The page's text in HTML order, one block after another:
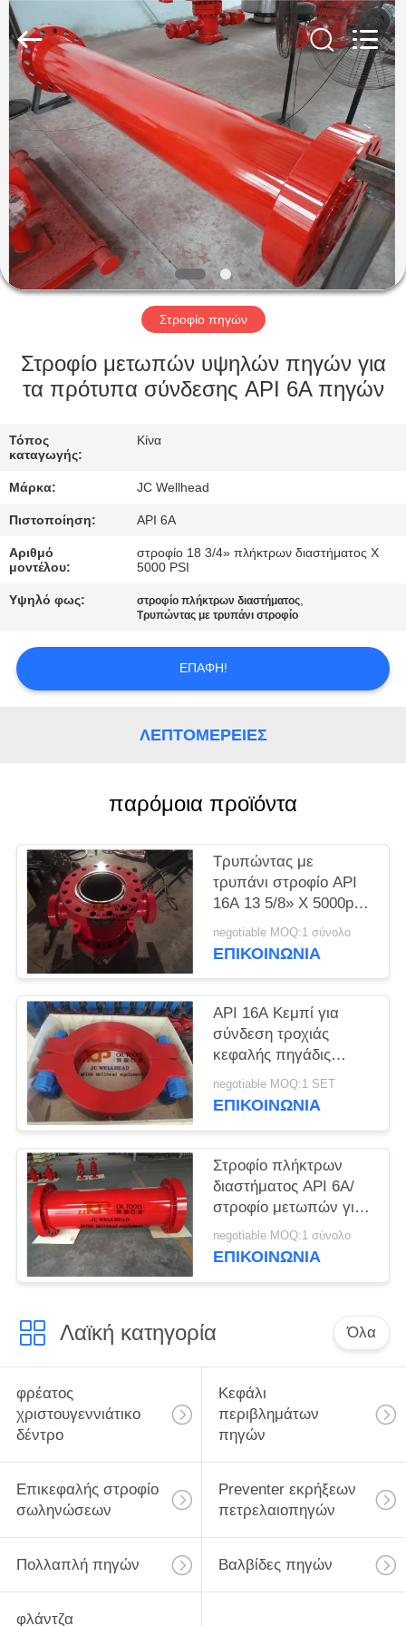
ΣΠΊΤΙ
ΠΡΟΪΌΝΤΑ
ΠΕΡΊΠΟΥ
ΕΜΕΊΣ
ΓΎΡΟΣ
ΕΡΓΟΣΤΑΣΊΩΝ
ΠΟΙΟΤΙΚΌΣ
ΜΑΣ
ΕΛΆΤΕ
ΣΕ
ΕΠΑΦΉ
ΜΕ
ΕΙΔΉΣΕΙΣ
PRIVACY
POLICY
ZZTOP
OIL
TOOLS
CO.，
LTD.
Rights
Reserved.
Στροφίο πηγών
Στροφίο μετωπών υψηλών πηγών για
τα πρότυπα σύνδεσης API 6A πηγών
Τόπος
καταγωγής:
Κίνα
Μάρκα: JC Wellhead
Πιστοποίηση: API 6A
Αριθμό
μοντέλου:
στροφίο 18 3/4» πλήκτρων διαστήματος Χ
5000 PSI
Υψηλό φως: στροφίο πλήκτρων διαστήματος,
Τρυπώντας με τρυπάνι στροφίο
ΕΠΑΦΉ!
ΛΕΠΤΟΜΈΡΕΙΕΣ
παρόμοια προϊόντα
Τρυπώντας με
τρυπάνι στροφίο API
16A 13 5/8» Χ 5000psi
σφυρηλατημένων
κομματιών χάλυβα
negotiable MOQ:1 σύνολο
ΕΠΙΚΟΙΝΩΝΊΑ
API 16A Κεμπί για
σύνδεση τροχιάς
κεφαλής πηγάδις
υψηλής πίεσης
negotiable MOQ:1 SET
ΕΠΙΚΟΙΝΩΝΊΑ
Στροφίο πλήκτρων
διαστήματος API 6A/
στροφίο μετωπών για
τη σύνδεση
εξοπλισμού πηγών
negotiable MOQ:1 σύνολο
ΕΠΙΚΟΙΝΩΝΊΑ
Λαϊκή κατηγορία Όλα
φρέατος
χριστουγεννιάτικο
δέντρο
Κεφάλι
περιβλημάτων
πηγών
Επικεφαλής στροφίο
σωληνώσεων
Preventer εκρήξεων
πετρελαιοπηγών
Πολλαπλή πηγών Βαλβίδες πηγών
φλάντζα